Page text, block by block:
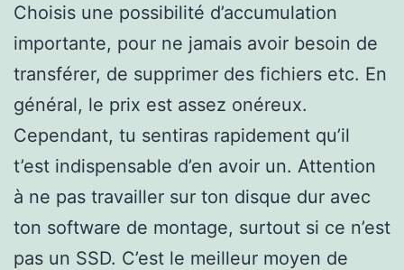
Choisis une possibilité d’accumulation
importante, pour ne jamais avoir besoin de
transférer, de supprimer des fichiers etc. En
général, le prix est assez onéreux.
Cependant, tu sentiras rapidement qu’il
t’est indispensable d’en avoir un. Attention
à ne pas travailler sur ton disque dur avec
ton software de montage, surtout si ce n’est
pas un SSD. C’est le meilleur moyen de